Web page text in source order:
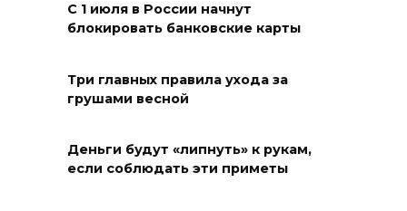
Молодые инженеры
По пути к большой трассе
Футбольный разгром в Кубке
С 1 июля в России начнут
блокировать банковские карты
Три главных правила ухода за
грушами весной
Деньги будут «липнуть» к рукам,
если соблюдать эти приметы